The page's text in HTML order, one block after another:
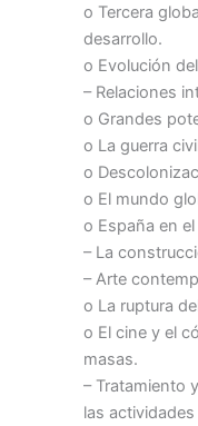
o Tercera
desarrollo.
o Evolución
– Relaciones
o Grandes
o La guerra
o
o El mundo
o España en
– La
– Arte
o La ruptura
o El cine y el
masas.
– Tratamiento
las